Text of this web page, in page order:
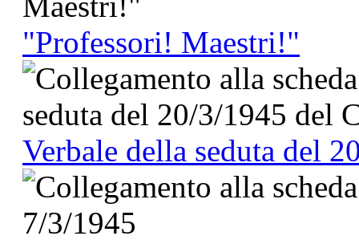
"Professori! Maestri!"
Verbale della seduta del